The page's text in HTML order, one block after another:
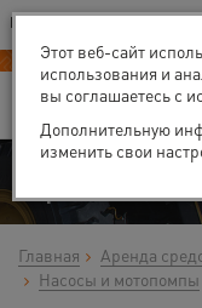
Ваш город:Великий
В Вашем регионе нет наших
-40%
Главная
Аренда
Насосы и мотопомпы
Этот веб-сайт
использования и
вы соглашаетесь с
Дополнительную
изменить свои